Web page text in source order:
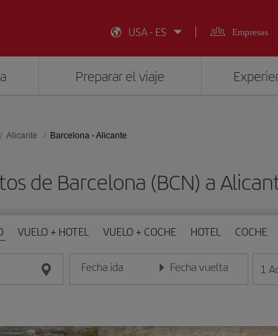
USA - ES
Empresas
Preparar el viaje
Alicante Barcelona - Alicante
de Barcelona (BCN) a
VUELO + HOTEL VUELO + COCHE HOTEL COCHE
Fecha ida
Introduce la fecha en formato día/mes/año
Fecha vuelta
Introduce la fecha en 1